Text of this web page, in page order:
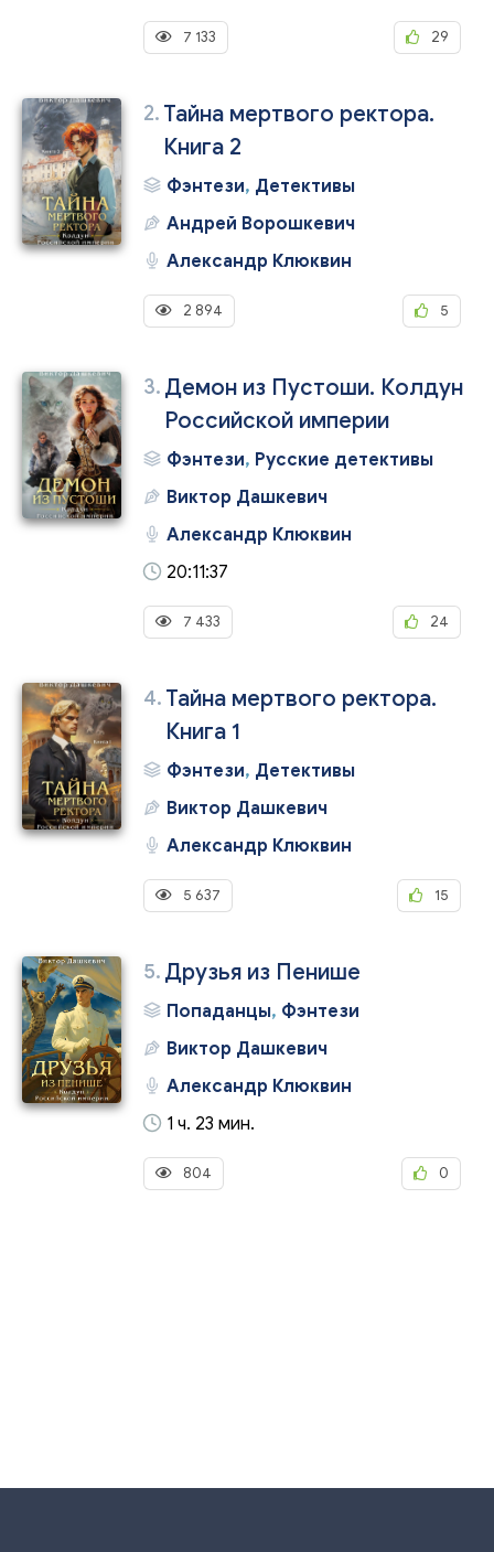
7 133 29
2. Тайна мертвого ректора.
Книга 2
Фэнтези, Детективы
Андрей Ворошкевич
Александр Клюквин
2 894 5
3. Демон из Пустоши. Колдун
Российской империи
Фэнтези, Русские детективы
Виктор Дашкевич
Александр Клюквин
20:11:37
7 433 24
4. Тайна мертвого ректора.
Книга 1
Фэнтези, Детективы
Виктор Дашкевич
Александр Клюквин
5 637 15
5. Друзья из Пенише
Попаданцы, Фэнтези
Виктор Дашкевич
Александр Клюквин
1 ч. 23 мин.
804 0